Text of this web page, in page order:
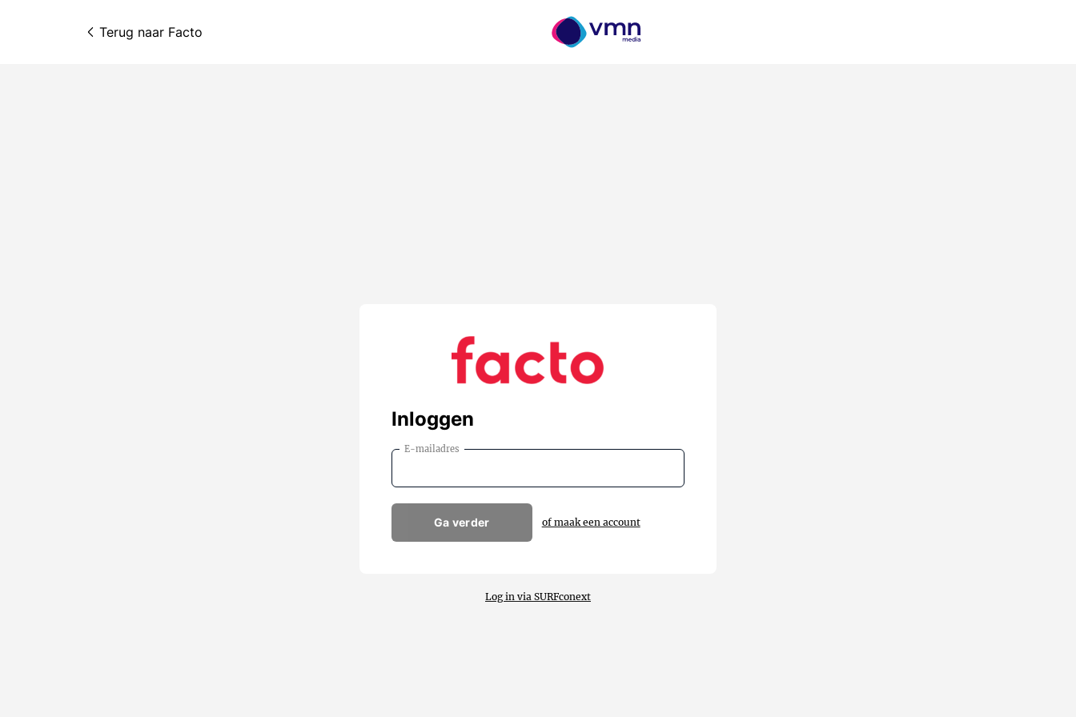
Terug naar Facto
Inloggen
E-mailadres
Ga verder of maak een account
Log in via SURFconext